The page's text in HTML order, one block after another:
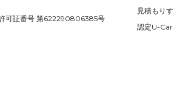
可証番号 第622290806385号
見積もり
認定U-Car